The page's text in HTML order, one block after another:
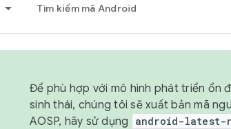
Tìm kiếm mã Android
Để phù hợp với mô hình phát triển ổn
sinh thái, chúng tôi sẽ xuất bản mã
AOSP, hãy sử dụng
android-latest-